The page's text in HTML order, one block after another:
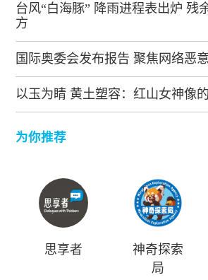
台风“白海豚” 降雨进程表出炉 残
方
国际奥委会发布报告 聚焦网络恶
以玉为睛 黄土塑容：红山女神像
为你推荐
思享者
神奇探索
局